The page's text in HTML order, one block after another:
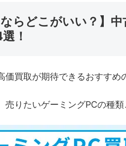
ならどこがいい？】
！
価買取が期待できるおすすめ
売りたいゲーミングPCの種